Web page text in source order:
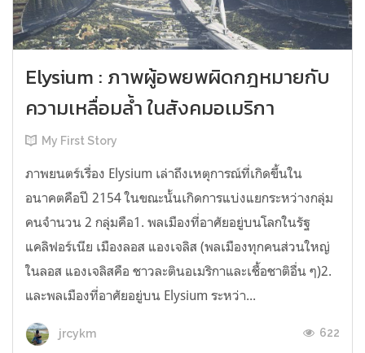
Elysium : ภาพผู้อพยพผิดกฎหมายกับ
ความเหลื่อมล้ำ ในสังคมอเมริกา
My First Story
ภาพยนตร์เรื่อง Elysium เล่าถึงเหตุการณ์ที่เกิดขึ้นใน
อนาคตคือปี 2154 ในขณะนั้นเกิดการแบ่งแยกระหว่างกลุ่ม
คนจำนวน 2 กลุ่มคือ1. พลเมืองที่อาศัยอยู่บนโลกในรัฐ
แคลิฟอร์เนีย เมืองลอส แองเจลิส (พลเมืองทุกคนส่วนใหญ่
ในลอส แองเจลิสคือ ชาวละตินอเมริกาและเชื้อชาติอื่น ๆ)2.
และพลเมืองที่อาศัยอยู่บน Elysium ระหว่า...
jrcykm 622